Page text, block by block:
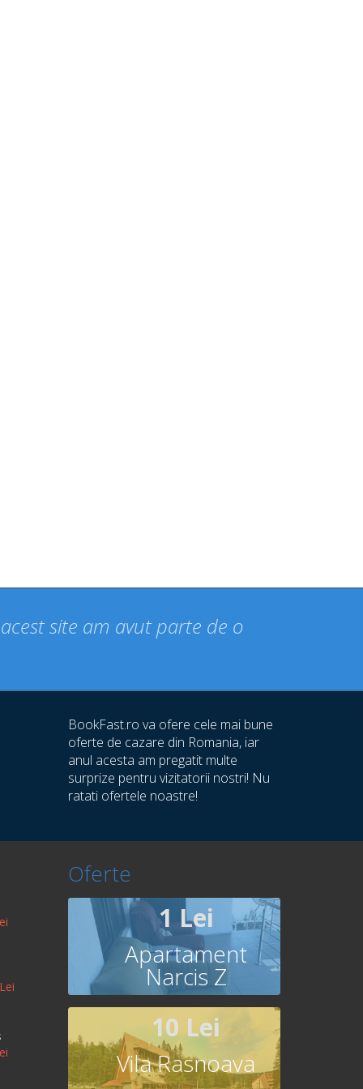
site am avut parte de o
BookFast.ro va ofere cele mai bune
oferte de cazare din Romania, iar
anul acesta am pregatit multe
surprize pentru vizitatorii nostri! Nu
ratati ofertele noastre!
Oferte
1 Lei
Apartament
Narcis Z
10 Lei
Vila Rasnoava